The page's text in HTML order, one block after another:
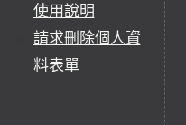
使用說明
請求刪除個人資
料表單